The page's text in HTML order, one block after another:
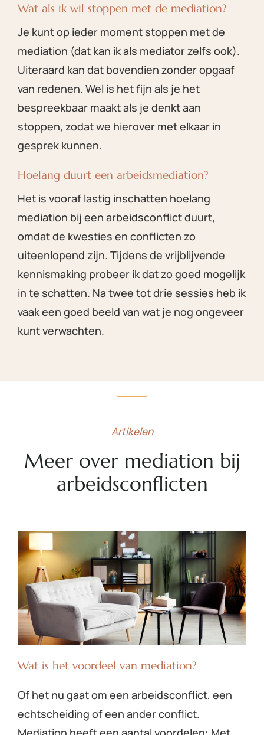
Wat als ik wil stoppen met de mediation?
Je kunt op ieder moment stoppen met de
mediation (dat kan ik als mediator zelfs ook).
Uiteraard kan dat bovendien zonder opgaaf
van redenen. Wel is het fijn als je het
bespreekbaar maakt als je denkt aan
stoppen, zodat we hierover met elkaar in
gesprek kunnen.
Hoelang duurt een arbeidsmediation?
Het is vooraf lastig inschatten hoelang
mediation bij een arbeidsconflict duurt,
omdat de kwesties en conflicten zo
uiteenlopend zijn. Tijdens de vrijblijvende
kennismaking probeer ik dat zo goed mogelijk
in te schatten. Na twee tot drie sessies heb ik
vaak een goed beeld van wat je nog ongeveer
kunt verwachten.
Artikelen
Meer over mediation bij
arbeidsconflicten
Wat is het voordeel van mediation?
Of het nu gaat om een arbeidsconflict, een
echtscheiding of een ander conflict.